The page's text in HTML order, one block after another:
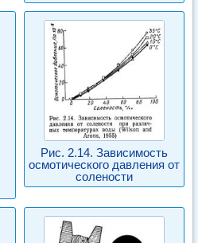
Рис. 2.14. Зависимость
осмотического давления от
солености